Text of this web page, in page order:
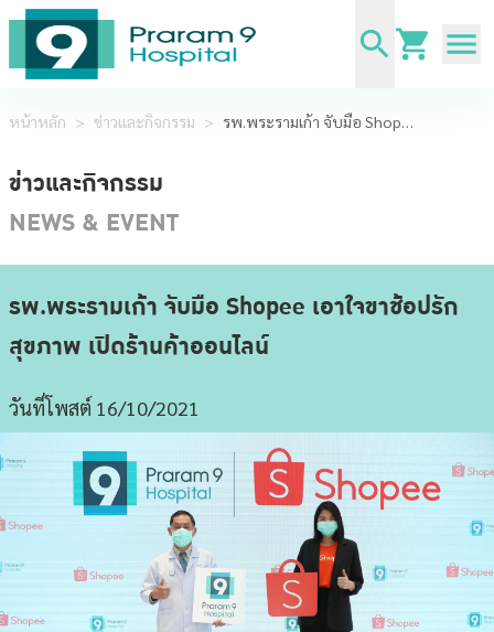
หน้าหลัก > ข่าวและกิจกรรม > รพ.พระรามเก้า จับมือ Shopee เอาใจขาช้อปรักสุขภาพ เปิดร้านค้าออนไลน์
ข่าวและกิจกรรม
NEWS & EVENT
รพ.พระรามเก้า จับมือ Shopee เอาใจขาช้อปรัก
สุขภาพ เปิดร้านค้าออนไลน์
วันที่โพสต์ 16/10/2021